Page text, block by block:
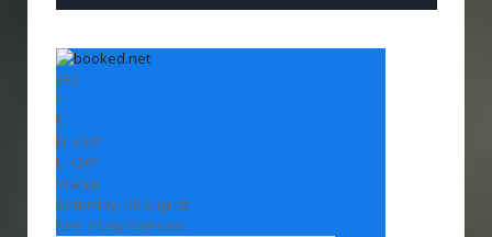
+32
°
C
H: +33°
L: +20°
Vranje
Saturday, 08 August
See 7-Day Forecast